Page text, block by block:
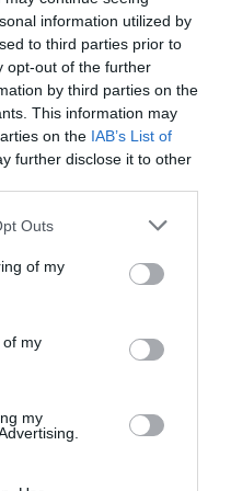
information utilized by
to third parties prior to
opt-out of the further
by third parties on the
This information may
on the IAB’s List of
further disclose it to other
Outs
of my
of my
my
είναι και για
του οπότε δεν
εκείνος έφευγε
να μη
και του είπα ότι
θα κάνουμε
τον αδερφό του
εκεί».
θεώρησαν ότι η
για έναν
τα
να παραγγείλει
σχολίασε: «